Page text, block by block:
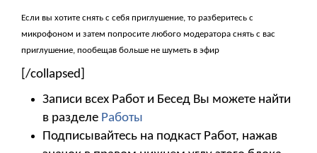
Если вы хотите снять с себя приглушение, то разберитесь с
микрофоном и затем попросите любого модератора снять с вас
приглушение, пообещав больше не шуметь в эфир
[/collapsed]
Записи всех Работ и Бесед Вы можете найти
в разделе Работы
Подписывайтесь на подкаст Работ, нажав